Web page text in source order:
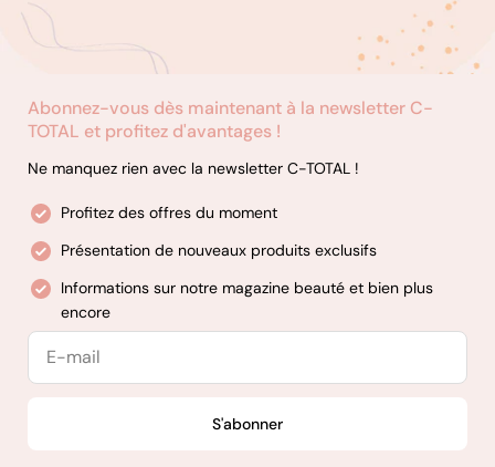
Abonnez-vous dès maintenant à la newsletter C-
TOTAL et profitez d'avantages !
Ne manquez rien avec la newsletter C-TOTAL !
Profitez des offres du moment
Présentation de nouveaux produits exclusifs
Informations sur notre magazine beauté et bien plus
encore
E-
S'abonner